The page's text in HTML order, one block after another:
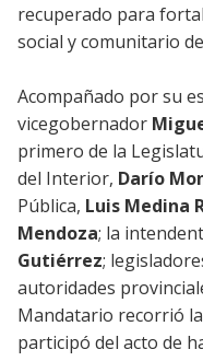
recuperado para
social y comunitario
Acompañado por su
vicegobernador
primero de la
del Interior, Darío
Pública, Luis Medina
Mendoza; la
Gutiérrez;
autoridades
Mandatario recorrió
participó del acto de